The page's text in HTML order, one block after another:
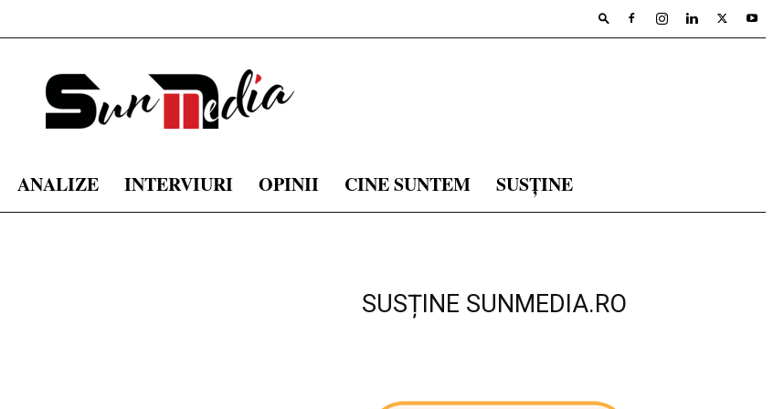
sunmedia.ro
ANALIZE INTERVIURI OPINII CINE SUNTEM SUSȚINE
SUSȚINE SUNMEDIA.RO